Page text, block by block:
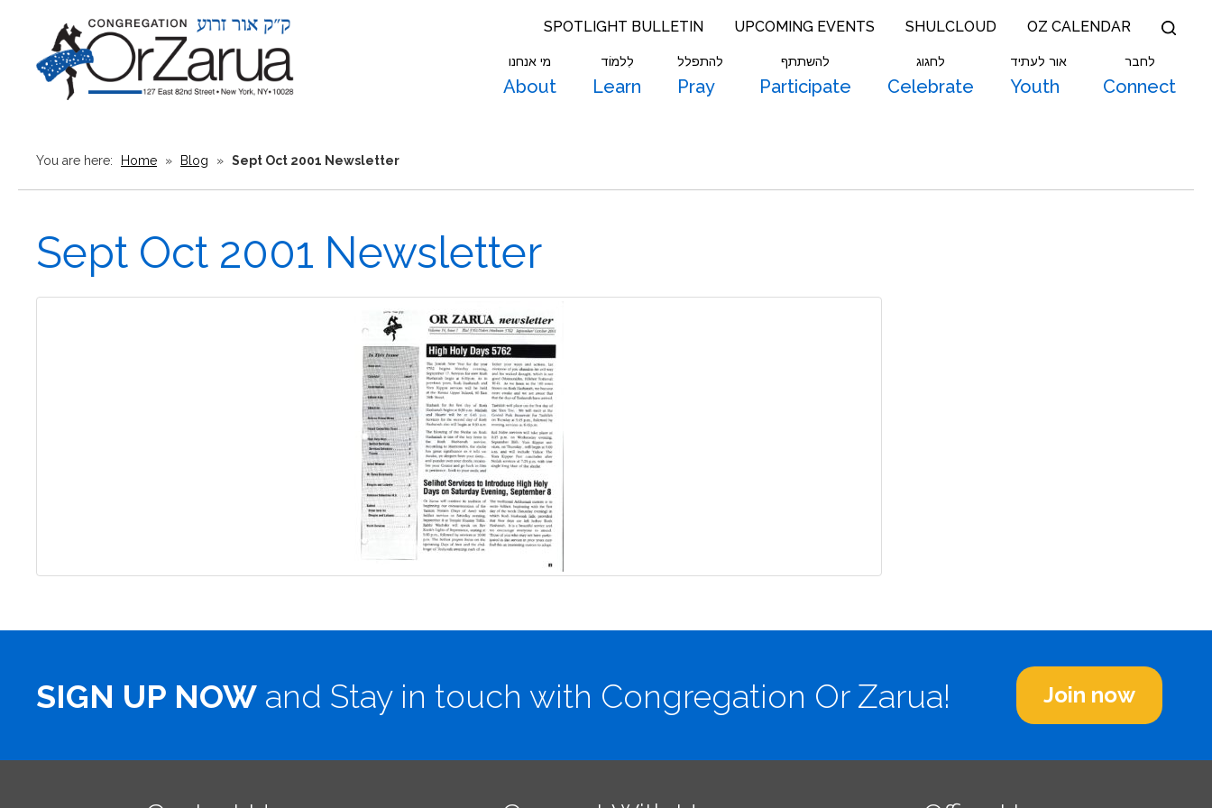
SPOTLIGHT BULLETIN UPCOMING EVENTS SHULCLOUD OZ CALENDAR
מי אנחנו
About
לִלמוֹד
Learn
להתפלל
Pray
להשתתף
Participate
לחגוג
Celebrate
אור לעתיד
Youth
לחבר
Connect
You are here: Home » Blog » Sept Oct 2001 Newsletter
Sept Oct 2001 Newsletter
SIGN UP NOW and Stay in touch with Congregation Or Zarua! Join now